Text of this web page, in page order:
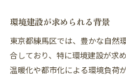
環境建設が求められる背景
東京都練馬区では、豊かな自然
合しており、特に環境建設が求
温暖化や都市化による環境負荷